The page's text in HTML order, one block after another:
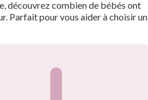
découvrez combien de bébés ont
Parfait pour vous aider à choisir un